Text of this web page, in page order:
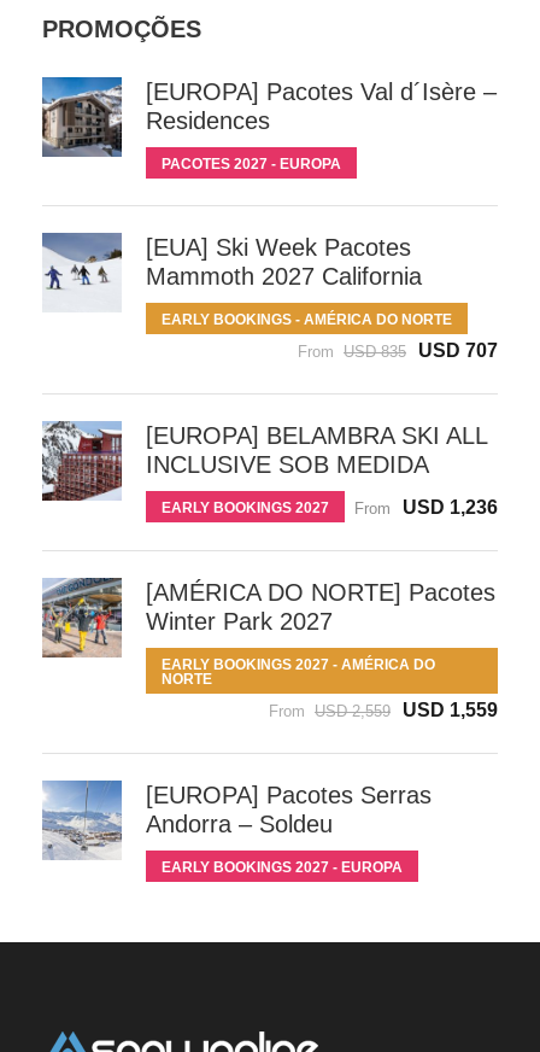
PROMOÇÕES
[EUROPA] Pacotes Val d´Isère –
Residences
PACOTES 2027 - EUROPA
[EUA] Ski Week Pacotes
Mammoth 2027 California
EARLY BOOKINGS - AMÉRICA DO NORTE
From USD 835 USD 707
[EUROPA] BELAMBRA SKI ALL
INCLUSIVE SOB MEDIDA
EARLY BOOKINGS 2027 From USD 1,236
[AMÉRICA DO NORTE] Pacotes
Winter Park 2027
EARLY BOOKINGS 2027 - AMÉRICA DO
NORTE
From USD 2,559 USD 1,559
[EUROPA] Pacotes Serras
Andorra – Soldeu
EARLY BOOKINGS 2027 - EUROPA